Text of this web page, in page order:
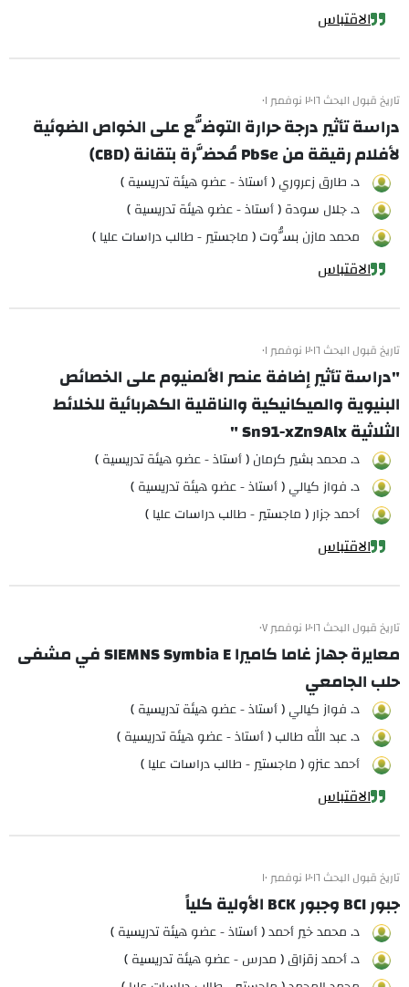
الاقتباس
تاريخ قبول البحث ٢٠١٦ نوفمبر ٠١
دراسة تأثير درجة حرارة التوضُّع على الخواص الضوئية
لأفلام رقيقة من PbSe مُحضَّرة بتقانة (CBD)
د. طارق زعروري ( أستاذ - عضو هيئة تدريسية )
د. جلال سودة ( أستاذ - عضو هيئة تدريسية )
محمد مازن بسُّوت ( ماجستير - طالب دراسات عليا )
الاقتباس
تاريخ قبول البحث ٢٠١٦ نوفمبر ٠١
"دراسة تأثير إضافة عنصر الألمنيوم على الخصائص
البنيوية والميكانيكية والناقلية الكهربائية للخلائط
الثلاثية Sn91-xZn9Alx "
د. محمد بشير كرمان ( أستاذ - عضو هيئة تدريسية )
د. فواز كيالي ( أستاذ - عضو هيئة تدريسية )
أحمد جزار ( ماجستير - طالب دراسات عليا )
الاقتباس
تاريخ قبول البحث ٢٠١٦ نوفمبر ٠٧
معايرة جهاز غاما كاميرا SIEMNS Symbia E في مشفى
حلب الجامعي
د. فواز كيالي ( أستاذ - عضو هيئة تدريسية )
د. عبد الله طالب ( أستاذ - عضو هيئة تدريسية )
أحمد عنزو ( ماجستير - طالب دراسات عليا )
الاقتباس
تاريخ قبول البحث ٢٠١٦ نوفمبر ١٠
جبور BCI وجبور BCK الأولية كلياً
د. محمد خير أحمد ( أستاذ - عضو هيئة تدريسية )
د. أحمد زقزاق ( مدرس - عضو هيئة تدريسية )